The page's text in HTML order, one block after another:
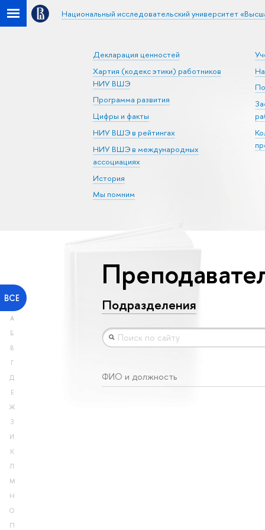
Национальный исследовательский университет
Декларация ценностей
Хартия (кодекс этики) работников
НИУ ВШЭ
Программа развития
Цифры и факты
НИУ ВШЭ в рейтингах
НИУ ВШЭ в международных
ассоциациях
История
Мы помним
ВСЕ
А
Б
В
Г
Д
Е
Ж
З
И
К
Л
М
Н
О
П
Подразделения
ФИО и должность